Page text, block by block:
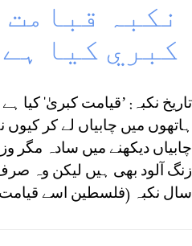
نكبہ قبامت
كبري كيا ہے
تاريخ نکبہ: ’قیامت کبریٰ‘ کیا
ہاتھوں میں چابیاں لے کر
چابیاں دیکھنے میں سادہ مگر
زنگ آلود بھی ہیں لیکن وہ
سال نکبہ (فلسطین اسے